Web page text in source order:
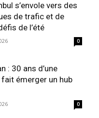
s’envole vers des
de trafic et de
de l’été
0
: 30 ans d’une
émerger un hub
0